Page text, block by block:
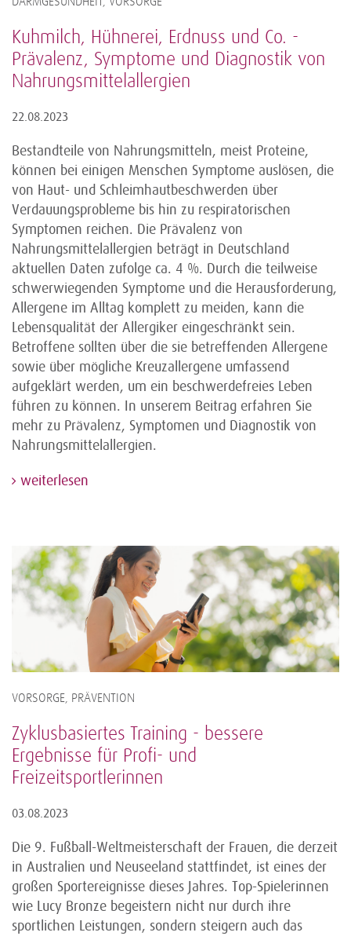
Kuhmilch, Hühnerei, Erdnuss und Co. -
Prävalenz, Symptome und Diagnostik von
Nahrungsmittelallergien
22.08.2023
Bestandteile von Nahrungsmitteln, meist Proteine,
können bei einigen Menschen Symptome auslösen, die
von Haut- und Schleimhautbeschwerden über
Verdauungsprobleme bis hin zu respiratorischen
Symptomen reichen. Die Prävalenz von
Nahrungsmittelallergien beträgt in Deutschland
aktuellen Daten zufolge ca. 4 %. Durch die teilweise
schwerwiegenden Symptome und die Herausforderung,
Allergene im Alltag komplett zu meiden, kann die
Lebensqualität der Allergiker eingeschränkt sein.
Betroffene sollten über die sie betreffenden Allergene
sowie über mögliche Kreuzallergene umfassend
aufgeklärt werden, um ein beschwerdefreies Leben
führen zu können. In unserem Beitrag erfahren Sie
mehr zu Prävalenz, Symptomen und Diagnostik von
Nahrungsmittelallergien.
weiterlesen
VORSORGE, PRÄVENTION
Zyklusbasiertes Training - bessere
Ergebnisse für Profi- und
Freizeitsportlerinnen
03.08.2023
Die 9. Fußball-Weltmeisterschaft der Frauen, die derzeit
in Australien und Neuseeland stattfindet, ist eines der
großen Sportereignisse dieses Jahres. Top-Spielerinnen
wie Lucy Bronze begeistern nicht nur durch ihre
sportlichen Leistungen, sondern steigern auch das